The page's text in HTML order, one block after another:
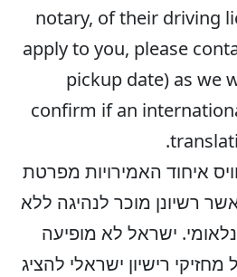
notary, of their driving
apply to you, please
pickup date) as we
confirm if an
איחוד האמירויות מפרטת
רשיונן מוכר לנהיגה ללא
ישראל לא מופיעה
רישיון ישראלי להציג